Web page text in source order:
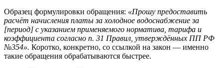
Образец формулировки обращения: «Прошу предоставить
расчёт начисления платы за холодное водоснабжение за
[период] с указанием применяемого норматива, тарифа и
коэффициента согласно п. 31 Правил, утверждённых ПП РФ
№354». Коротко, конкретно, со ссылкой на закон — именно
такие обращения обрабатываются быстрее.